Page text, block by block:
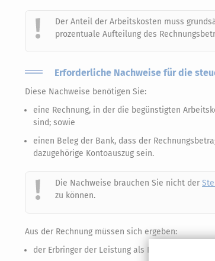
Der Anteil der Arbeitskosten muss
prozentuale Aufteilung des
Erforderliche Nachweise für die
Diese Nachweise benötigen Sie:
eine Rechnung, in der die begünstigten
sind; sowie
einen Beleg der Bank, dass der
dazugehörige Kontoauszug sein.
Die Nachweise brauchen Sie nicht der
zu können.
Aus der Rechnung müssen sich ergeben:
der Erbringer der Leistung als